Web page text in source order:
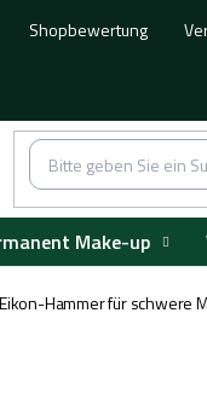
Shopbewertung
Make-up
Eikon-Hammer für schwere